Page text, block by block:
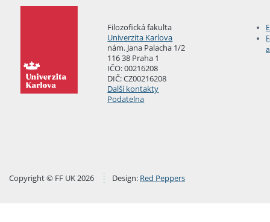
Filozofická fakulta
Univerzita Karlova
nám. Jana Palacha 1/2
116 38 Praha 1
IČO: 00216208
DIČ: CZ00216208
Další kontakty
Podatelna
Copyright © FF UK 2026 Design: Red Peppers